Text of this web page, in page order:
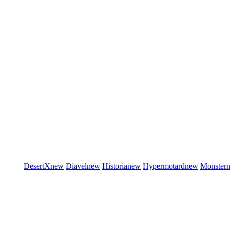
DesertXnew Diavelnew Historianew Hypermotardnew Monster